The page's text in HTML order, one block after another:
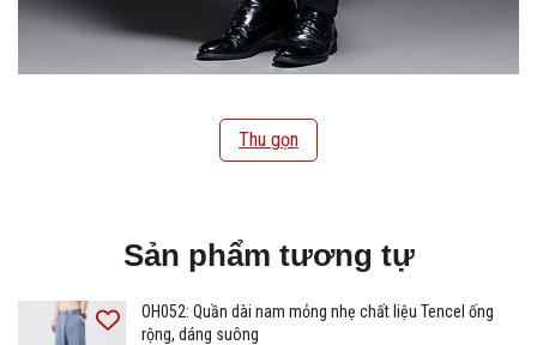
Thu gọn
Sản phẩm tương tự
OH052: Quần dài nam mỏng nhẹ chất liệu Tencel ống
rộng, dáng suông